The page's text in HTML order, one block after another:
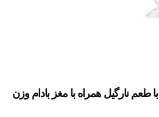
شکلات رافائلو Raffaello با طعم نارگیل همراه با مغز بادام وزن